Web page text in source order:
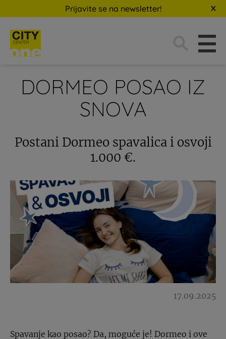
Prijavite se na newsletter!
DORMEO POSAO IZ
SNOVA
Postani Dormeo spavalica i osvoji
1.000 €.
17.09.2025
Spavanje kao posao? Da, moguće je! Dormeo i ove